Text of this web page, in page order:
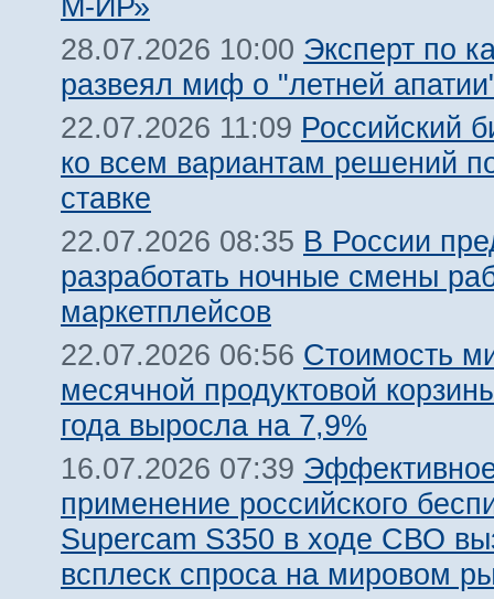
28.07.2026 10:00 Эксперт по
развеял миф о "летней
22.07.2026 11:09 Российский
ко всем вариантам решений
ставке
22.07.2026 08:35 В России
разработать ночные смены
маркетплейсов
22.07.2026 06:56 Стоимость
месячной продуктовой
года выросла на 7,9%
16.07.2026 07:39
применение российского
Supercam S350 в ходе СВО
всплеск спроса на мировом